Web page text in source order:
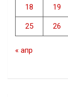
18 19
25 26
« апр